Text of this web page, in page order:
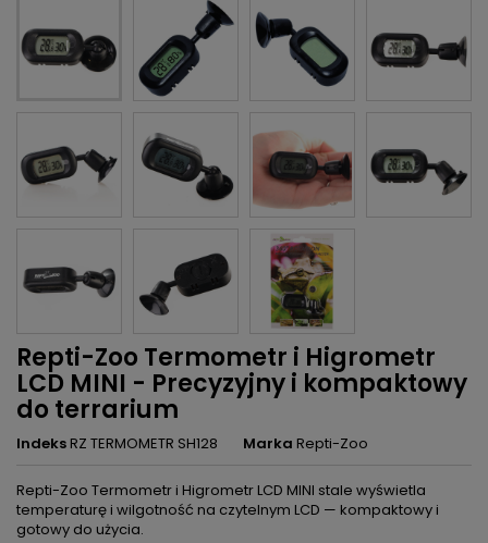
Repti-Zoo Termometr i Higrometr
LCD MINI - Precyzyjny i kompaktowy
do terrarium
IndeksRZ TERMOMETR SH128 Marka Repti-Zoo
Repti-Zoo Termometr i Higrometr LCD MINI stale wyświetla
temperaturę i wilgotność na czytelnym LCD — kompaktowy i
gotowy do użycia.